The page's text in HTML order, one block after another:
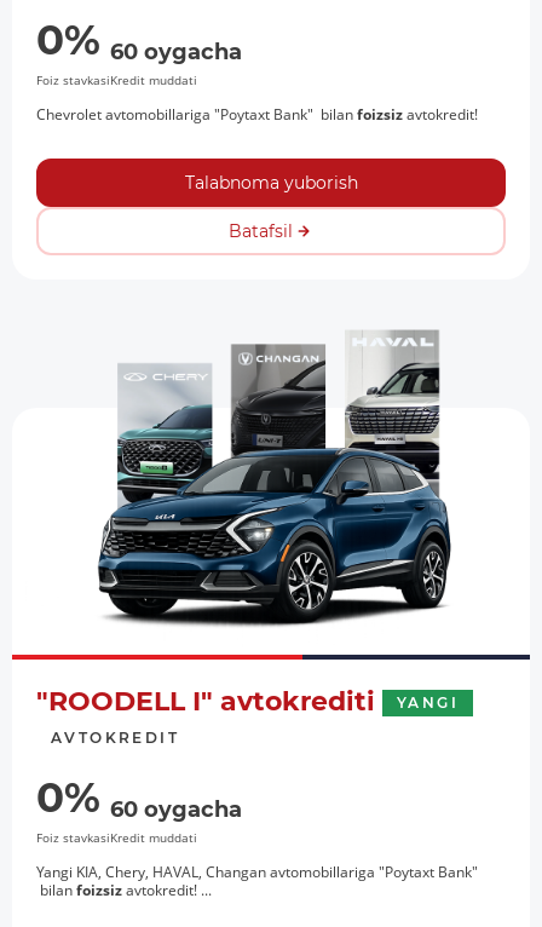
0%
Foiz stavkasi
60 oygacha
Kredit muddati
Chevrolet avtomobillariga "Poytaxt Bank" bilanfoizsizavtokredit!
Talabnoma yuborish
Batafsil
"ROODELL I" avtokrediti
YANGI
AVTOKREDIT
0%
Foiz stavkasi
60 oygacha
Kredit muddati
Yangi KIA, Chery, HAVAL, Changan avtomobillariga "Poytaxt Bank"
bilanfoizsizavtokredit! ...